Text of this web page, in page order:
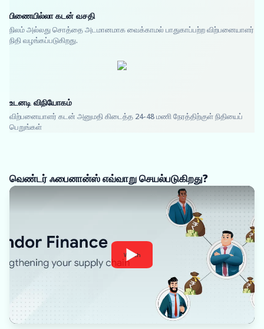
பிணையில்லா கடன் வசதி
நிலம் அல்லது சொத்தை அடமானமாக வைக்காமல் பாதுகாப்பற்ற விற்பனையாளர்
நிதி வழங்கப்படுகிறது.
உடனடி விநியோகம்
விற்பனையாளர் கடன் அனுமதி கிடைத்த 24-48 மணி நேரத்திற்குள் நிதியைப்
பெறுங்கள்
வெண்டர் ஃபைனான்ஸ் எவ்வாறு செயல்படுகிறது?
Watch